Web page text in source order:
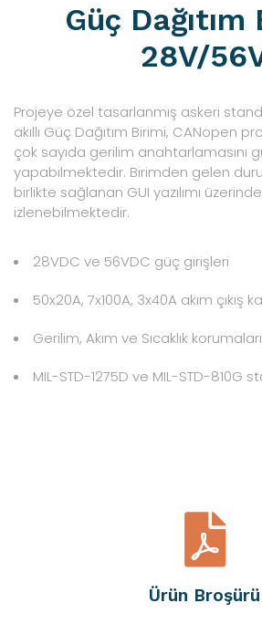
Güç
28V/
Projeye özel tasarlanmış askeri
akıllı Güç Dağıtım Birimi, CANopen
çok sayıda gerilim anahtarlamasını
yapabilmektedir. Birimden gelen
birlikte sağlanan GUI yazılımı
izlenebilmektedir.
28VDC ve 56VDC güç girişleri
50x20A, 7x100A, 3x40A akım çıkış
Gerilim, Akım ve Sıcaklık korumaları
MIL-STD-1275D ve MIL-STD-810G
Ürün Broşürü